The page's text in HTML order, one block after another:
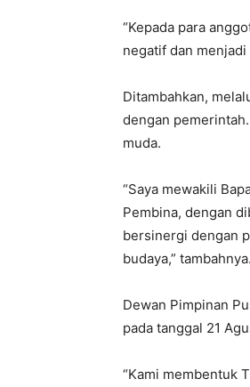
“Kepada para
negatif dan
Ditambahkan,
dengan
muda.
“Saya mewakili
Pembina, dengan
bersinergi dengan
budaya,” tambahnya.
Dewan Pimpinan
pada tanggal 21
“Kami membentuk